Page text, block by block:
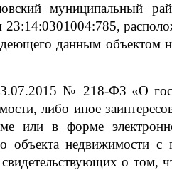
муниципальный
23:14:0301004:785,
владеющего данным
№ 218-ФЗ «О
либо иное
или в форме
объекта
о том,